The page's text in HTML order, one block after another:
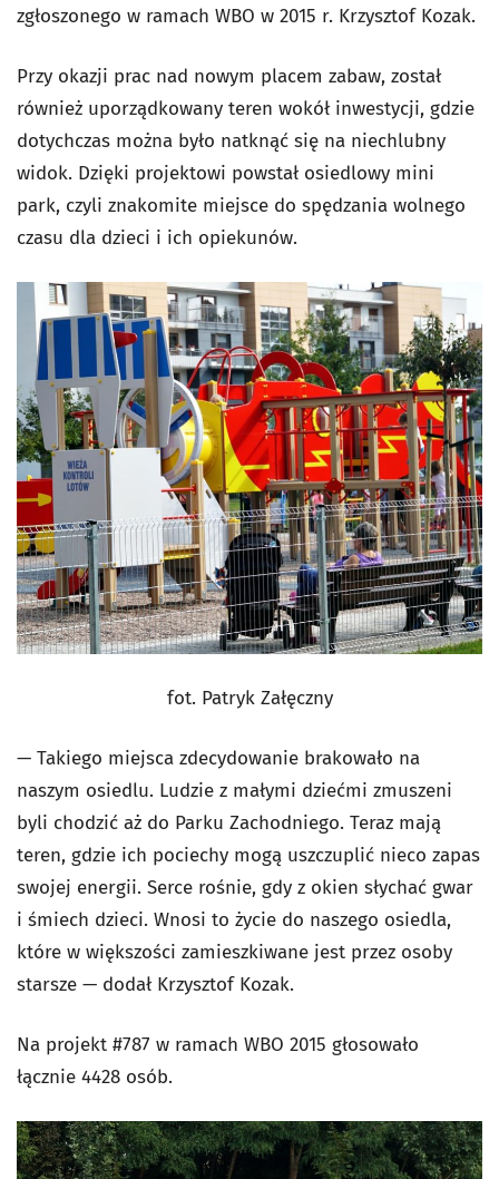
zgłoszonego w ramach WBO w 2015 r. Krzysztof Kozak.
Przy okazji prac nad nowym placem zabaw, został
również uporządkowany teren wokół inwestycji, gdzie
dotychczas można było natknąć się na niechlubny
widok. Dzięki projektowi powstał osiedlowy mini
park, czyli znakomite miejsce do spędzania wolnego
czasu dla dzieci i ich opiekunów.
fot. Patryk Załęczny
— Takiego miejsca zdecydowanie brakowało na
naszym osiedlu. Ludzie z małymi dziećmi zmuszeni
byli chodzić aż do Parku Zachodniego. Teraz mają
teren, gdzie ich pociechy mogą uszczuplić nieco zapas
swojej energii. Serce rośnie, gdy z okien słychać gwar
i śmiech dzieci. Wnosi to życie do naszego osiedla,
które w większości zamieszkiwane jest przez osoby
starsze — dodał Krzysztof Kozak.
Na projekt #787 w ramach WBO 2015 głosowało
łącznie 4428 osób.